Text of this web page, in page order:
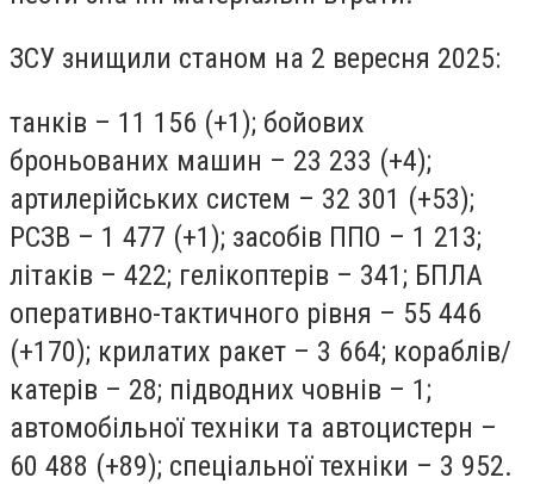
ЗСУ знищили станом на 2 вересня 2025:
танків – 11 156 (+1); бойових
броньованих машин – 23 233 (+4);
артилерійських систем – 32 301 (+53);
РСЗВ – 1 477 (+1); засобів ППО – 1 213;
літаків – 422; гелікоптерів – 341; БПЛА
оперативно-тактичного рівня – 55 446
(+170); крилатих ракет – 3 664; кораблів/
катерів – 28; підводних човнів – 1;
автомобільної техніки та автоцистерн –
60 488 (+89); спеціальної техніки – 3 952.